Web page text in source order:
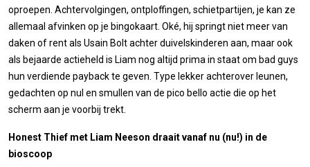
oproepen. Achtervolgingen, ontploffingen, schietpartijen, je kan ze
allemaal afvinken op je bingokaart. Oké, hij springt niet meer van
daken of rent als Usain Bolt achter duivelskinderen aan, maar ook
als bejaarde actieheld is Liam nog altijd prima in staat om bad guys
hun verdiende payback te geven. Type lekker achterover leunen,
gedachten op nul en smullen van de pico bello actie die op het
scherm aan je voorbij trekt.
Honest Thief met Liam Neeson draait vanaf nu (nu!) in de
bioscoop